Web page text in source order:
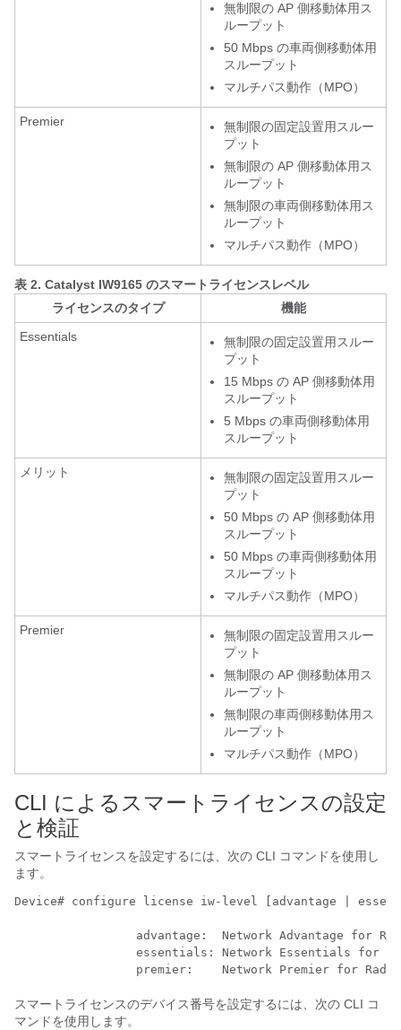
無制限の AP 側移動体用ス
ループット
50 Mbps の車両側移動体用
スループット
マルチパス動作（MPO）
Premier
無制限の固定設置用スルー
プット
無制限の AP 側移動体用ス
ループット
無制限の車両側移動体用ス
ループット
マルチパス動作（MPO）
表 2. Catalyst IW9165 のスマートライセンスレベル
ライセンスのタイプ
機能
Essentials
無制限の固定設置用スルー
プット
15 Mbps の AP 側移動体用
スループット
5 Mbps の車両側移動体用
スループット
メリット
無制限の固定設置用スルー
プット
50 Mbps の AP 側移動体用
スループット
50 Mbps の車両側移動体用
スループット
マルチパス動作（MPO）
Premier
無制限の固定設置用スルー
プット
無制限の AP 側移動体用ス
ループット
無制限の車両側移動体用ス
ループット
マルチパス動作（MPO）
CLI によるスマートライセンスの設定
と検証
スマートライセンスを設定するには、次の CLI コマンドを使用し
ます。
Device# configure license iw-level [advantage |
advantage:  Network Advantage for
essentials: Network Essentials for
スマートライセンスのデバイス番号を設定するには、次の CLI コ
マンドを使用します。